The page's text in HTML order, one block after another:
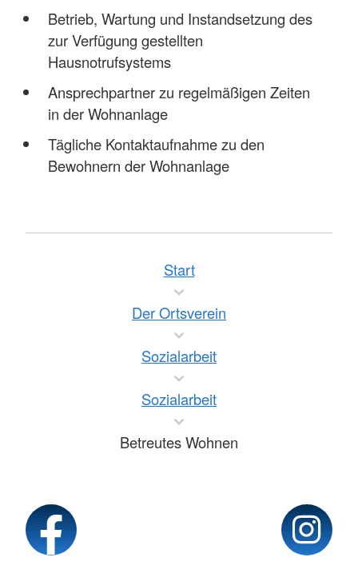
Betrieb, Wartung und Instandsetzung des
zur Verfügung gestellten
Hausnotrufsystems
Ansprechpartner zu regelmäßigen Zeiten
in der Wohnanlage
Tägliche Kontaktaufnahme zu den
Bewohnern der Wohnanlage
Start
Der Ortsverein
Sozialarbeit
Sozialarbeit
Betreutes Wohnen